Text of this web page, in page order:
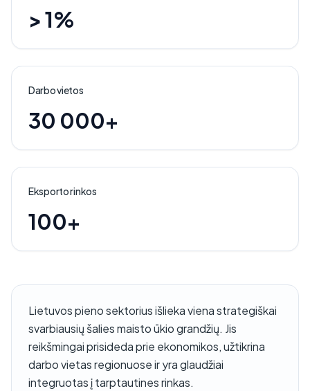
> 1%
Darbo vietos
30 000+
Eksporto rinkos
100+
Lietuvos pieno sektorius išlieka viena strategiškai
svarbiausių šalies maisto ūkio grandžių. Jis
reikšmingai prisideda prie ekonomikos, užtikrina
darbo vietas regionuose ir yra glaudžiai
integruotas į tarptautines rinkas.